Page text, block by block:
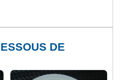
DE